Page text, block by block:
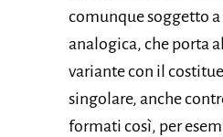
comunque soggetto a
analogica, che porta
variante con il
singolare, anche
formati così, per